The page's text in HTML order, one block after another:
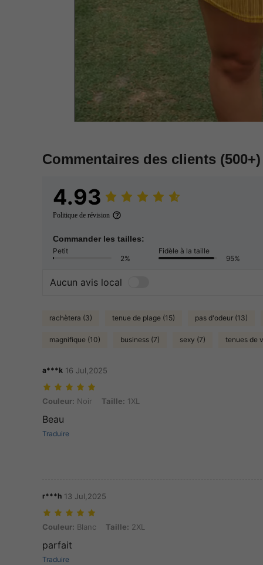
Commentaires des clients (500+)
4.93
Politique de révision
Commander les tailles:
Petit
2%
Fidèle à la taille
95%
Aucun avis local
rachètera (3) tenue de plage (15) pas d'odeur (13)
magnifique (10) business (7) sexy (7) tenues de
a***k 16 Jul,2025
Couleur: Noir, Taille: 1XL
Couleur: Noir Taille: 1XL
Beau
Traduire
r***h 13 Jul,2025
Couleur: Blanc, Taille: 2XL
Couleur: Blanc Taille: 2XL
parfait
Traduire